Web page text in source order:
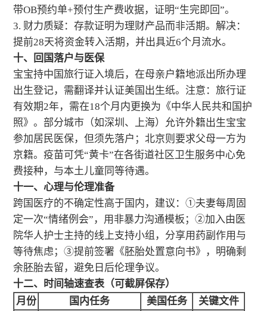
带OB预约单+预付生产费收据，证明“生完即回”。
3. 财力质疑：存款证明为理财产品而非活期。解决：
提前28天将资金转入活期，并出具近6个月流水。
十、回国落户与医保
宝宝持中国旅行证入境后，在母亲户籍地派出所办理
出生登记，需翻译并认证美国出生纸。注意：旅行证
有效期2年，需在18个月内更换为《中华人民共和国护
照》。部分城市（如深圳、上海）允许外籍出生宝宝
参加居民医保，但须先落户；北京则要求父母一方为
京籍。疫苗可凭“黄卡”在各街道社区卫生服务中心免
费接种，与本土儿童同等待遇。
十一、心理与伦理准备
跨国医疗的不确定性高于国内，建议：①夫妻每周固
定一次“情绪例会”，用非暴力沟通模板；②加入由医
院华人护士主持的线上支持小组，分享用药副作用与
等待焦虑；③提前签署《胚胎处置意向书》，明确剩
余胚胎去留，避免日后伦理争议。
十二、时间轴速查表（可截屏保存）
月份
国内任务 美国任务
关键文件